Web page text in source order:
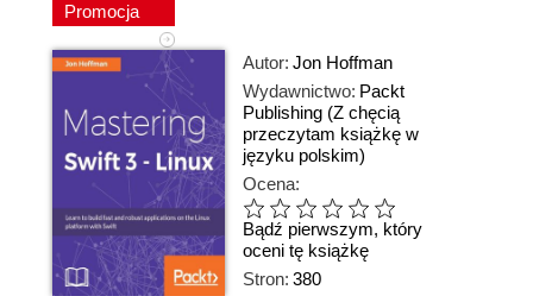
Promocja
Autor: Jon Hoffman
Wydawnictwo: Packt
Publishing (Z chęcią
przeczytam książkę w
języku polskim)
Ocena:
Bądź pierwszym, który
oceni tę książkę
Stron: 380